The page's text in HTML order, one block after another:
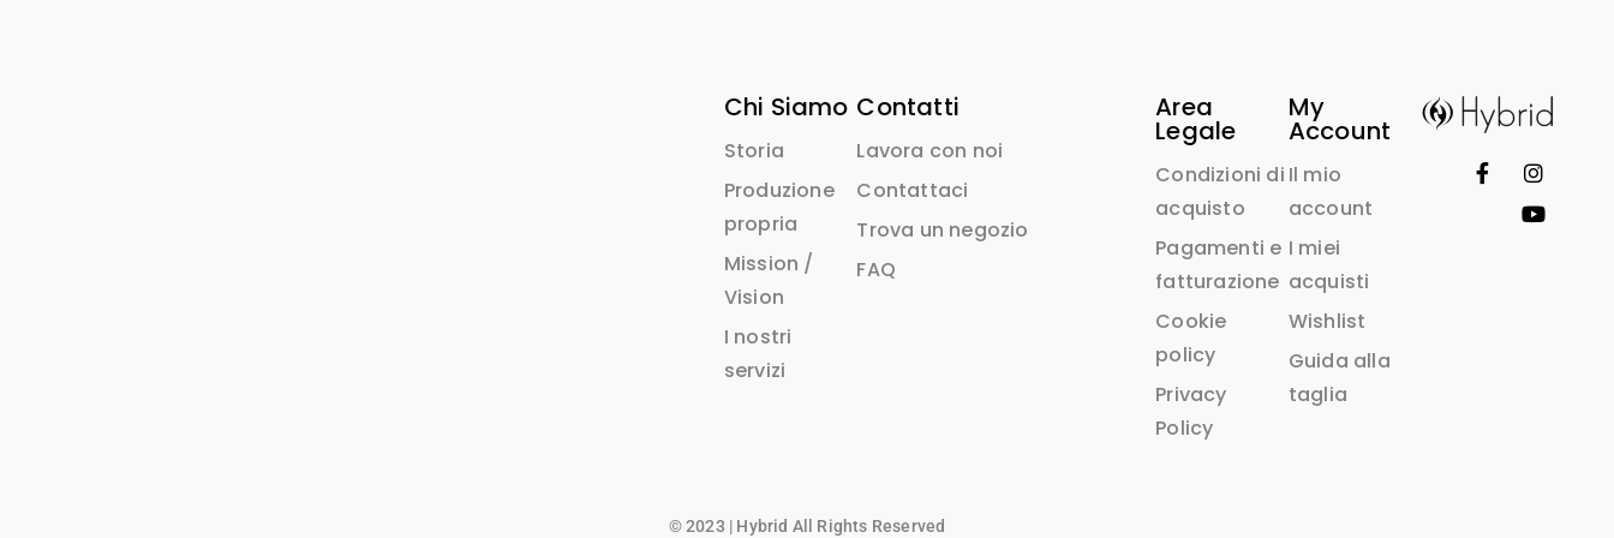
Chi Siamo
Storia
Produzione
propria
Mission /
Vision
I nostri
servizi
Contatti
Lavora con noi
Contattaci
Trova un negozio
FAQ
Area
Legale
Condizioni di
acquisto
Pagamenti e
fatturazione
Cookie
policy
Privacy
Policy
My
Account
Il mio
account
I miei
acquisti
Wishlist
Guida alla
taglia
© 2023 | Hybrid All Rights Reserved